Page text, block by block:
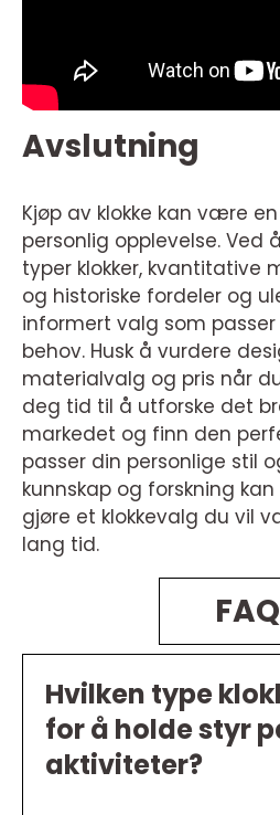
Avslutning
Kjøp av klokke kan være
personlig opplevelse. Ved
typer klokker, kvantitative
og historiske fordeler og
informert valg som
behov. Husk å vurdere
materialvalg og pris når
deg tid til å utforske det
markedet og finn den
passer din personlige stil
kunnskap og forskning
gjøre et klokkevalg du vil
lang tid.
FAQ
Hvilken type
for å holde styr
aktiviteter?